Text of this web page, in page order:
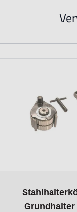
Grundhalter
The price depends